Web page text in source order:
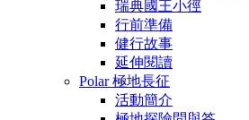
瑞典國王小徑
行前準備
健行故事
延伸閱讀
Polar 極地長征
活動簡介